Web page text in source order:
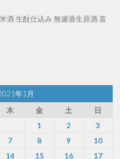
酒 生酛仕込み 無濾過生原酒 直
年1月
木 金 土
日
1
2
3
7 8 9
10
14 15 16
17